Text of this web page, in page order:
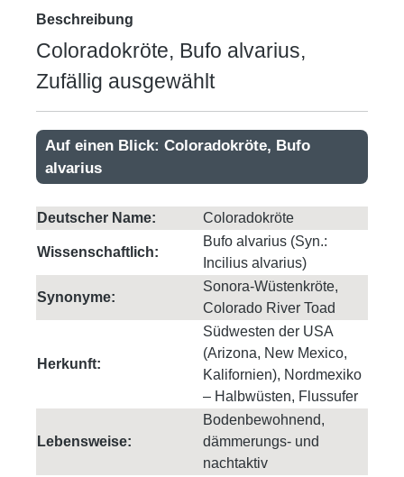
Beschreibung
Coloradokröte, Bufo alvarius,
Zufällig ausgewählt
Auf einen Blick: Coloradokröte, Bufo
alvarius
Deutscher Name: Coloradokröte
Wissenschaftlich:
Bufo alvarius (Syn.:
Incilius alvarius)
Synonyme:
Sonora-Wüstenkröte,
Colorado River Toad
Herkunft:
Südwesten der USA
(Arizona, New Mexico,
Kalifornien), Nordmexiko
– Halbwüsten, Flussufer
Lebensweise:
Bodenbewohnend,
dämmerungs- und
nachtaktiv